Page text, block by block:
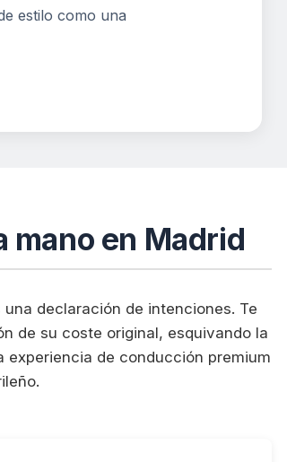
estilo como una
mano en Madrid
declaración de intenciones. Te
de su coste original, esquivando la
de conducción premium